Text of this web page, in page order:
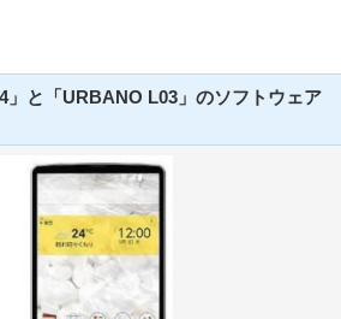
と「URBANO L03」のソフトウェア